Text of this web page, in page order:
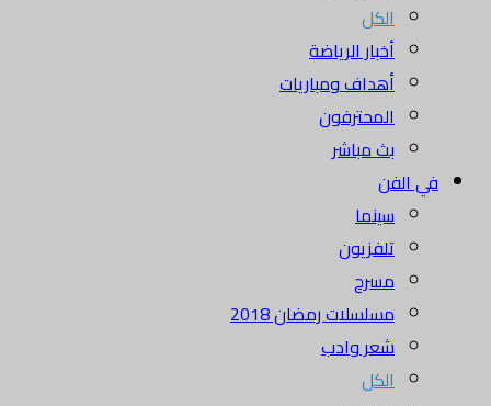
الكل
أخبار الرياضة
أهداف ومباريات
المحترفون
بث مباشر
في الفن
سينما
تلفزيون
مسرح
مسلسلات رمضان 2018
شعر وادب
الكل